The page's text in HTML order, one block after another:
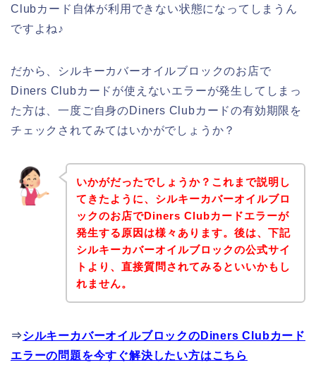
Clubカード自体が利用できない状態になってしまうん
ですよね♪
だから、シルキーカバーオイルブロックのお店で
Diners Clubカードが使えないエラーが発生してしまっ
た方は、一度ご自身のDiners Clubカードの有効期限を
チェックされてみてはいかがでしょうか？
いかがだったでしょうか？これまで説明し
てきたように、シルキーカバーオイルブロ
ックのお店でDiners Clubカードエラーが
発生する原因は様々あります。後は、下記
シルキーカバーオイルブロックの公式サイ
トより、直接質問されてみるといいかもし
れません。
⇒シルキーカバーオイルブロックのDiners Clubカード
エラーの問題を今すぐ解決したい方はこちら